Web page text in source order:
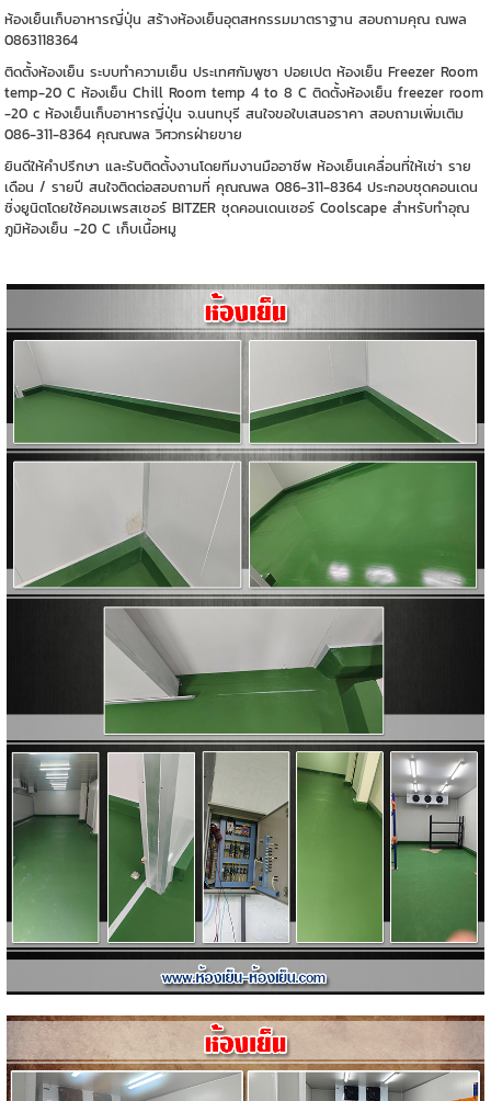
ห้องเย็นเก็บอาหารญี่ปุ่น สร้างห้องเย็นอุตสหกรรมมาตราฐาน สอบถามคุณ ณพล
0863118364
ติดตั้งห้องเย็น ระบบทำความเย็น ประเทศกัมพูชา ปอยเปต ห้องเย็น Freezer Room
temp-20 C ห้องเย็น Chill Room temp 4 to 8 C ติดตั้งห้องเย็น freezer room
-20 c ห้องเย็นเก็บอาหารญี่ปุ่น จ.นนทบุรี สนใจขอใบเสนอราคา สอบถามเพิ่มเติม
086-311-8364 คุณณพล วิศวกรฝ่ายขาย
ยินดีให้คำปรึกษา และรับติดตั้งงานโดยทีมงานมืออาชีพ ห้องเย็นเคลื่อนที่ให้เช่า ราย
เดือน / รายปี สนใจติดต่อสอบถามที่ คุณณพล 086-311-8364 ประกอบชุดคอนเดน
ชิ่งยูนิตโดยใช้คอมเพรสเซอร์ BITZER ชุดคอนเดนเซอร์ Coolscape สำหรับทำอุณ
ภูมิห้องเย็น -20 C เก็บเนื้อหมู